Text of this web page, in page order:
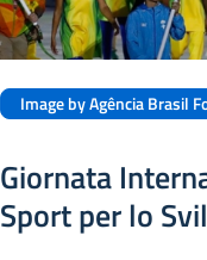
Image by Agência Brasil
Giornata
Sport per lo